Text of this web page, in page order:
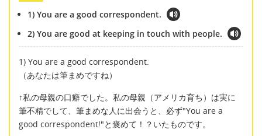
1) You are a good correspondent.
2) You are good at keeping in touch with people.
1) You are a good correspondent.
（あなたは筆まめですね）
↑私の母親の口癖でした。私の母親（アメリカ育ち）は実に
筆不精でして、筆まめな人に出会うと、必ず"You are a
good correspondent!"と褒めて！？いたものです。